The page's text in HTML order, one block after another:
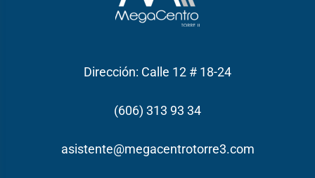
Dirección: Calle 12 # 18-24
(606) 313 93 34
asistente@megacentrotorre3.com